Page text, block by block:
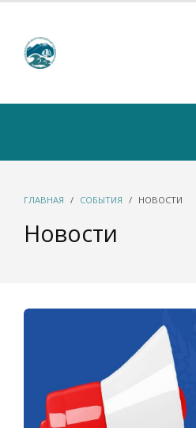
ГЛАВНАЯ СОБЫТИЯ НОВОСТИ
Новости